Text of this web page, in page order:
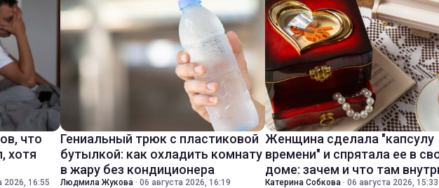
что
хотя
2026, 16:55
Гениальный трюк с пластиковой
бутылкой: как охладить комнату
в жару без кондиционера
Людмила Жукова · 06 августа 2026, 16:19
Женщина сделала "капсулу
времени" и спрятала ее в
доме: зачем и что там
Катерина Собкова · 06 августа 2026, 15:33